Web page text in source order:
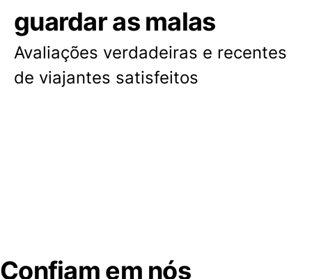
guardar as malas
Avaliações verdadeiras e recentes
de viajantes satisfeitos
Confiam em nós